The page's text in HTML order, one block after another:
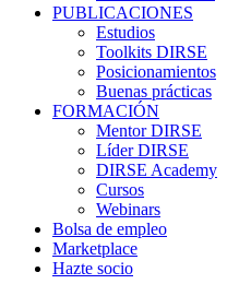
PUBLICACIONES
Estudios
Toolkits DIRSE
Posicionamientos
Buenas prácticas
FORMACIÓN
Mentor DIRSE
Líder DIRSE
DIRSE Academy
Cursos
Webinars
Bolsa de empleo
Marketplace
Hazte socio